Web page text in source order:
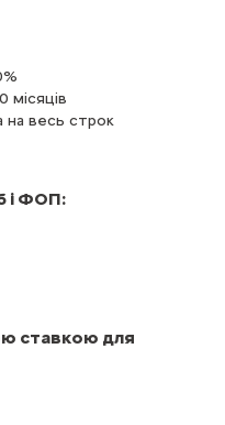
на весь строк
і ФОП:
ставкою для